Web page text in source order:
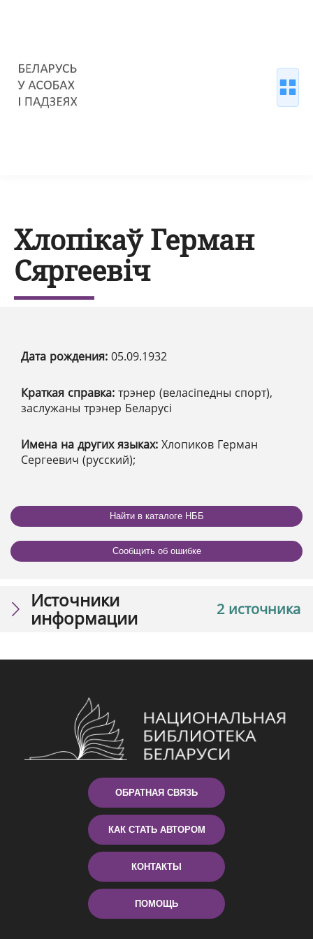
Хлопікаў Герман
Сяргеевіч
Дата рождения: 05.09.1932
Краткая справка: трэнер (веласіпедны спорт),
заслужаны трэнер Беларусі
Имена на других языках: Хлопиков Герман
Сергеевич (русский);
Найти в каталоге НББ
Сообщить об ошибке
2 источника
Источники
информации
ОБРАТНАЯ СВЯЗЬ
КАК СТАТЬ АВТОРОМ
КОНТАКТЫ
ПОМОЩЬ